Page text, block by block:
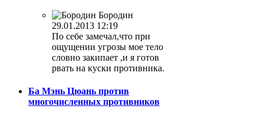
Бородин
29.01.2013 12:19
По себе замечал,что при
ощущении угрозы мое тело
словно закипает ,и я готов
рвать на куски противника.
Ба Мэнь Цюань против
многочисленных противников